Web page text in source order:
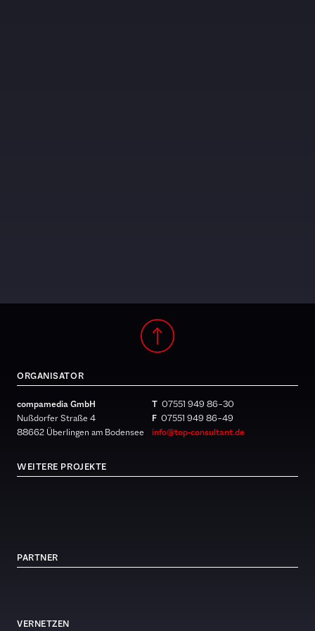
ORGANISATOR
compamedia GmbH
Nußdorfer Straße 4
88662 Überlingen am Bodensee
T 07551 949 86 – 30
F 07551 949 86 – 49
info@top-consultant.de
WEITERE PROJEKTE
PARTNER
VERNETZEN